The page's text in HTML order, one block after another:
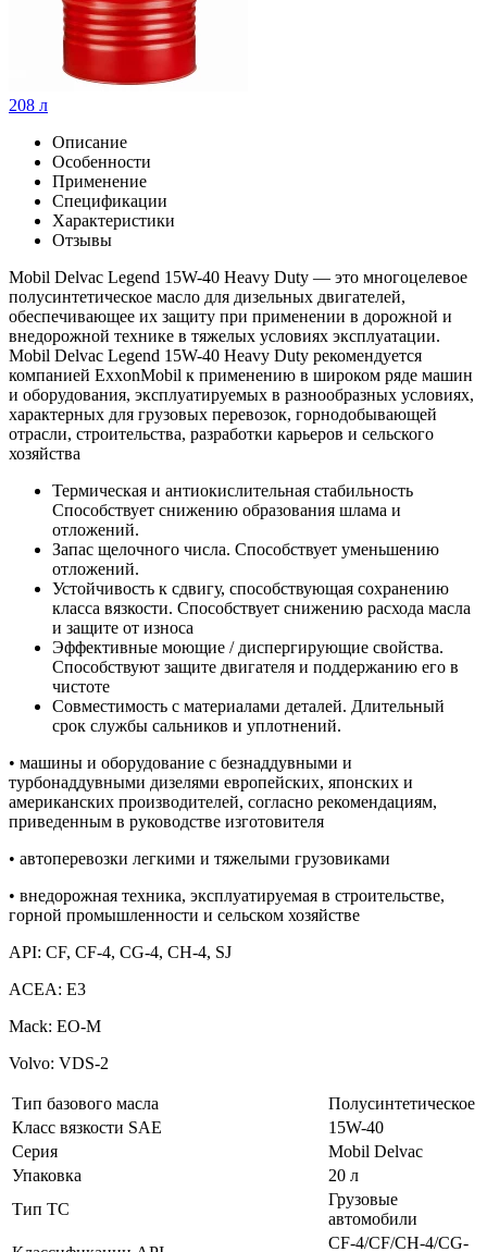
208 л
Описание
Особенности
Применение
Спецификации
Характеристики
Отзывы
Mobil Delvac Legend 15W-40 Heavy Duty — это многоцелевое
полусинтетическое масло для дизельных двигателей,
обеспечивающее их защиту при применении в дорожной и
внедорожной технике в тяжелых условиях эксплуатации.
Mobil Delvac Legend 15W-40 Heavy Duty рекомендуется
компанией ExxonMobil к применению в широком ряде машин
и оборудования, эксплуатируемых в разнообразных условиях,
характерных для грузовых перевозок, горнодобывающей
отрасли, строительства, разработки карьеров и сельского
хозяйства
Термическая и антиокислительная стабильность
Способствует снижению образования шлама и
отложений.
Запас щелочного числа. Способствует уменьшению
отложений.
Устойчивость к сдвигу, способствующая сохранению
класса вязкости. Способствует снижению расхода масла
и защите от износа
Эффективные моющие / диспергирующие свойства.
Способствуют защите двигателя и поддержанию его в
чистоте
Совместимость с материалами деталей. Длительный
срок службы сальников и уплотнений.
• машины и оборудование с безнаддувными и
турбонаддувными дизелями европейских, японских и
американских производителей, согласно рекомендациям,
приведенным в руководстве изготовителя
• автоперевозки легкими и тяжелыми грузовиками
• внедорожная техника, эксплуатируемая в строительстве,
горной промышленности и сельском хозяйстве
API: CF, CF-4, CG-4, CH-4, SJ
ACEA: E3
Mack: EO-M
Volvo: VDS-2
Тип базового масла
Полусинтетическое
Класс вязкости SAE
15W-40
Серия
Mobil Delvac
Упаковка
20 л
Тип ТС
Грузовые
автомобили
CF-4/CF/CH-4/CG-